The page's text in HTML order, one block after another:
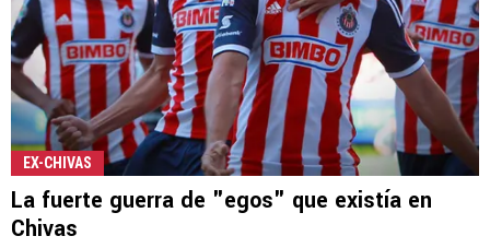
EX-CHIVAS
La fuerte guerra de "egos" que existía en
Chivas